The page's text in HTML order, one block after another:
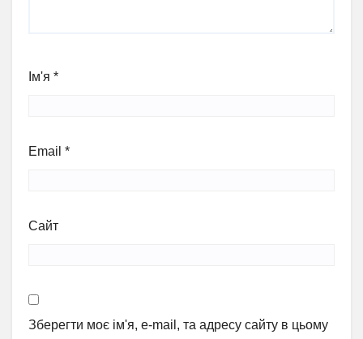
Ім'я *
Email *
Сайт
Зберегти моє ім'я, e-mail, та адресу сайту в цьому